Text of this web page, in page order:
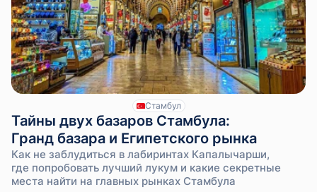
Стамбул
Тайны двух базаров Стамбула:
Гранд базара и Египетского рынка
Как не заблудиться в лабиринтах Капалычарши,
где попробовать лучший лукум и какие секретные
места найти на главных рынках Стамбула